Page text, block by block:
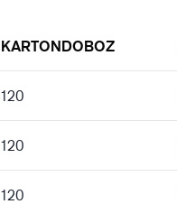
KARTONDOBOZ
120
120
120